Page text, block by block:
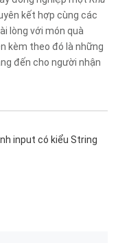
kết hợp cùng các
lòng với món quà
kèm theo đó là những
đến cho người nhận
input có kiểu String